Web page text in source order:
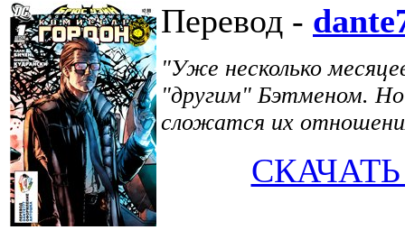
Перевод -
"Уже несколько
"другим" Бэтменом. Но
сложатся их